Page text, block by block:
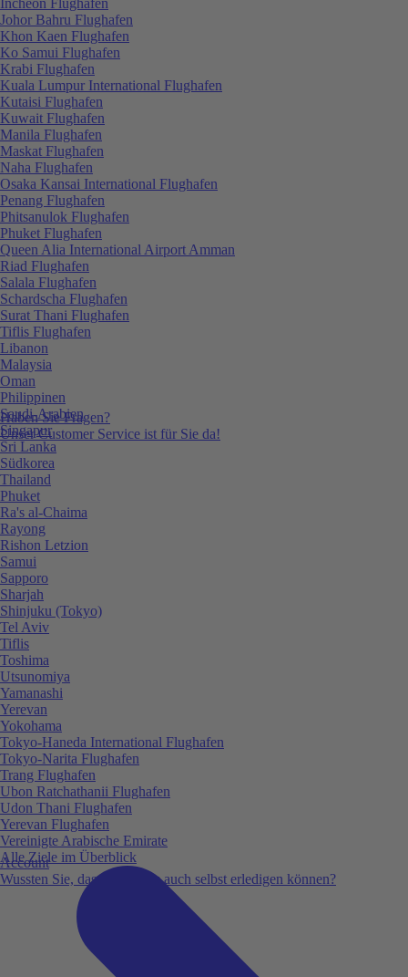
Haben Sie Fragen?
Unser Customer Service ist für Sie da!
Account
Wussten Sie, dass Sie vieles auch selbst erledigen können?
Johor Bahru Flughafen
Khon Kaen Flughafen
Ko Samui Flughafen
Krabi Flughafen
Kuala Lumpur International Flughafen
Kutaisi Flughafen
Kuwait Flughafen
Manila Flughafen
Maskat Flughafen
Naha Flughafen
Osaka Kansai International Flughafen
Penang Flughafen
Phitsanulok Flughafen
Phuket Flughafen
Queen Alia International Airport Amman
Riad Flughafen
Salala Flughafen
Schardscha Flughafen
Surat Thani Flughafen
Tiflis Flughafen
Libanon
Malaysia
Oman
Philippinen
Saudi-Arabien
Singapur
Sri Lanka
Südkorea
Thailand
Phuket
Ra's al-Chaima
Rayong
Rishon Letzion
Samui
Sapporo
Sharjah
Shinjuku (Tokyo)
Tel Aviv
Tiflis
Toshima
Utsunomiya
Yamanashi
Yerevan
Yokohama
Tokyo-Haneda International Flughafen
Tokyo-Narita Flughafen
Trang Flughafen
Ubon Ratchathanii Flughafen
Udon Thani Flughafen
Yerevan Flughafen
Vereinigte Arabische Emirate
Alle Ziele im Überblick